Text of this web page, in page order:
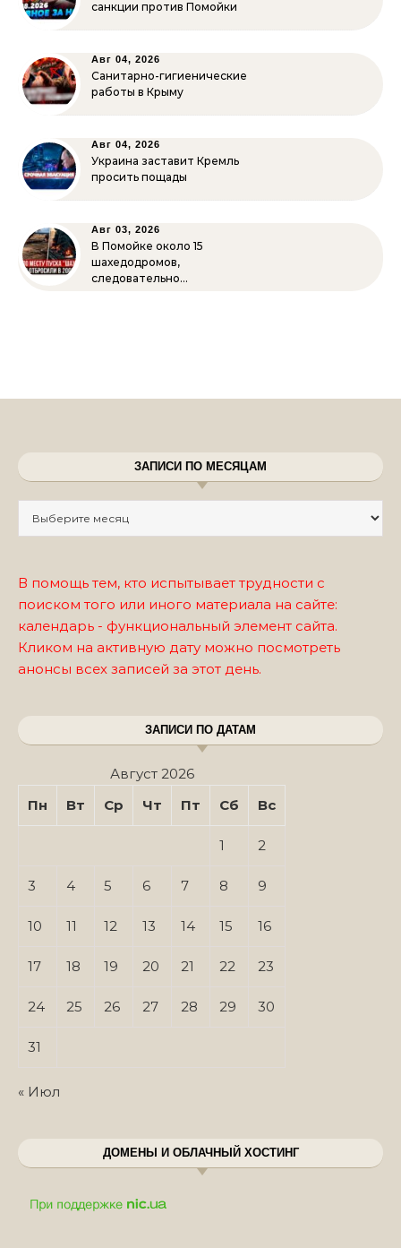
санкции против Помойки
Авг 04, 2026
Санитарно-гигиенические
работы в Крыму
Авг 04, 2026
Украина заставит Кремль
просить пощады
Авг 03, 2026
В Помойке около 15
шахедодромов,
следовательно…
ЗАПИСИ ПО МЕСЯЦАМ
В помощь тем, кто испытывает трудности с
поиском того или иного материала на сайте:
календарь - функциональный элемент сайта.
Кликом на активную дату можно посмотреть
анонсы всех записей за этот день.
ЗАПИСИ ПО ДАТАМ
Август 2026
Пн
Вт Ср Чт Пт Сб Вс
1 2
3 4 5 6 7 8 9
10 11 12 13 14 15 16
17 18 19 20 21 22 23
24 25 26 27 28 29 30
31
« Июл
ДОМЕНЫ И ОБЛАЧНЫЙ ХОСТИНГ